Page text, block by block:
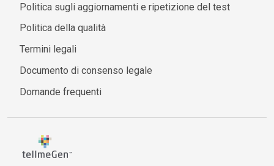
Politica sugli aggiornamenti e ripetizione del test
Politica della qualità
Termini legali
Documento di consenso legale
Domande frequenti